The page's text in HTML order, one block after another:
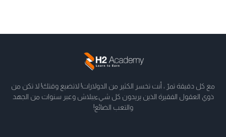
مع كل دقيقة تمرّ ، أنت تخسر الكثير من الدولارات! لاتضيع وقتك! لا تكن من
ذوي العقول الفقيرة الذين يريدون كل شيءببلاش وعبر سنوات من الجهد
والتعب الضائع!